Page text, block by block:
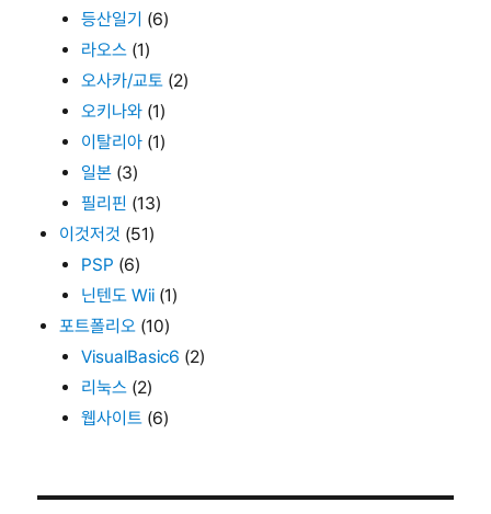
등산일기 (6)
라오스 (1)
오사카/교토 (2)
오키나와 (1)
이탈리아 (1)
일본 (3)
필리핀 (13)
이것저것 (51)
PSP (6)
닌텐도 Wii (1)
포트폴리오 (10)
VisualBasic6 (2)
리눅스 (2)
웹사이트 (6)